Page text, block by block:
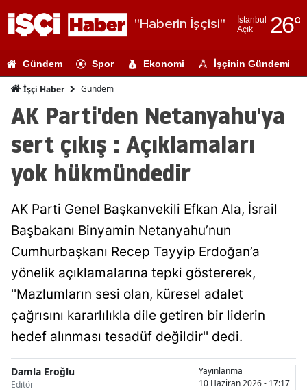
"Haberin İşçisi"
İstanbul
Açık
26°
Adıyaman
Ağrı
Amasya
Antalya
Bilecik
Bitlis
Gündem Spor Ekonomi İşçinin Gündemi
İşçi Haber Gündem
AK Parti'den Netanyahu'ya
sert çıkış : Açıklamaları
yok hükmündedir
AK Parti Genel Başkanvekili Efkan Ala, İsrail
Başbakanı Binyamin Netanyahu’nun
Cumhurbaşkanı Recep Tayyip Erdoğan’a
yönelik açıklamalarına tepki göstererek,
''Mazlumların sesi olan, küresel adalet
çağrısını kararlılıkla dile getiren bir liderin
hedef alınması tesadüf değildir'' dedi.
Damla Eroğlu
Editör
Yayınlanma
10 Haziran 2026 - 17:17